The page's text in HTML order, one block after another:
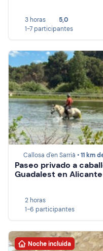
3 horas
5,0
1-7 participantes
Callosa d'en Sarrià •11 km
Paseo privado a
Guadalest en Alicante
2 horas
1-6 participantes
Noche incluida